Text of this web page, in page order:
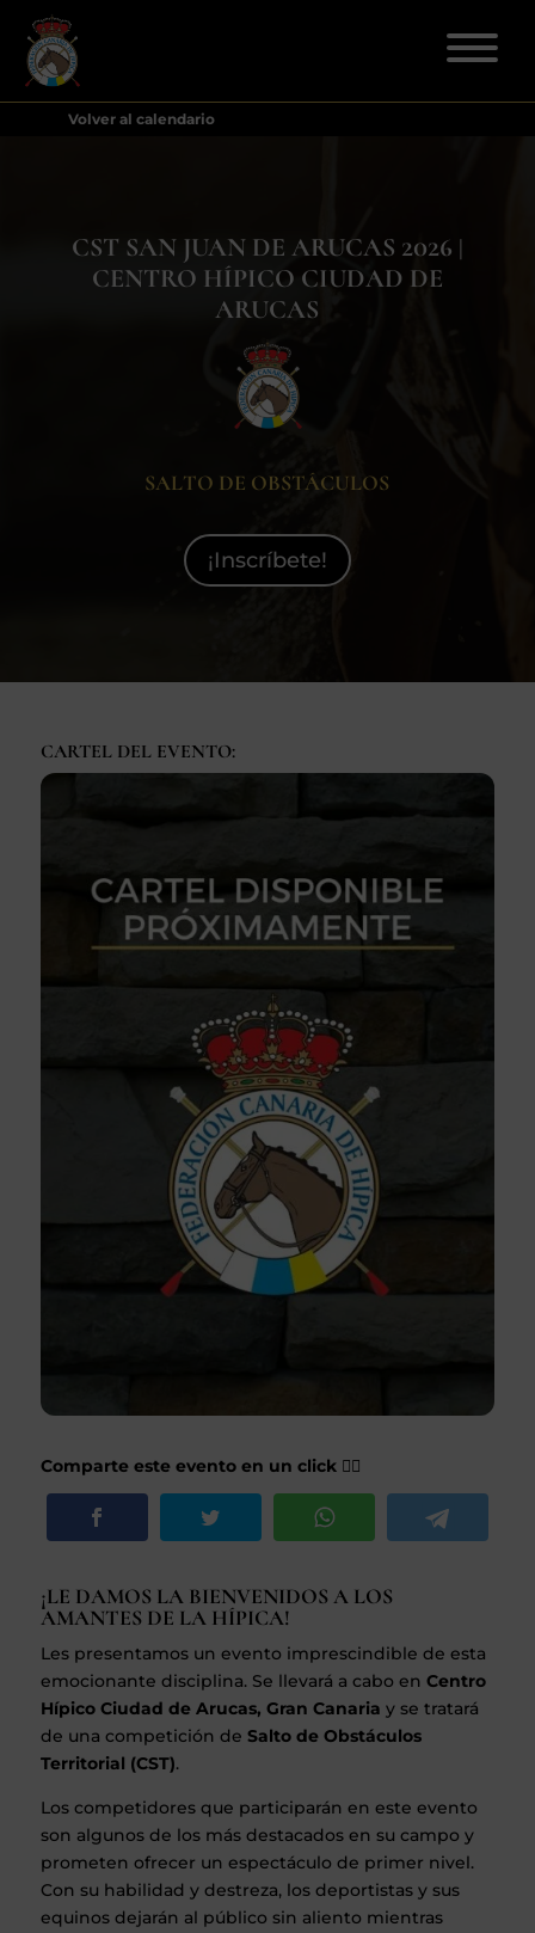
ENSEÑANZA
mcarmensecretaria@federacioncanariadehipica.com
620 019 666
administracion@federacioncanariadehipica.com
Volver al calendario
CST SAN JUAN DE ARUCAS 2026 |
CENTRO HÍPICO CIUDAD DE
ARUCAS
SALTO DE OBSTÁCULOS
¡Inscríbete!
CARTEL DEL EVENTO:
Comparte este evento en un click 👇🏽
¡LE DAMOS LA BIENVENIDOS A LOS
AMANTES DE LA HÍPICA!
Les presentamos un evento imprescindible de esta
emocionante disciplina. Se llevará a cabo en Centro
Hípico Ciudad de Arucas, Gran Canaria y se tratará
de una competición de Salto de Obstáculos
Territorial (CST).
Los competidores que participarán en este evento
son algunos de los más destacados en su campo y
prometen ofrecer un espectáculo de primer nivel.
Con su habilidad y destreza, los deportistas y sus
equinos dejarán al público sin aliento mientras